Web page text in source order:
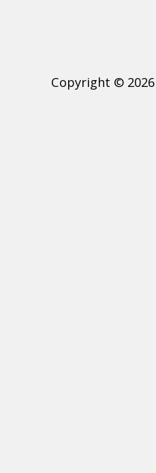
Copyright © 2026